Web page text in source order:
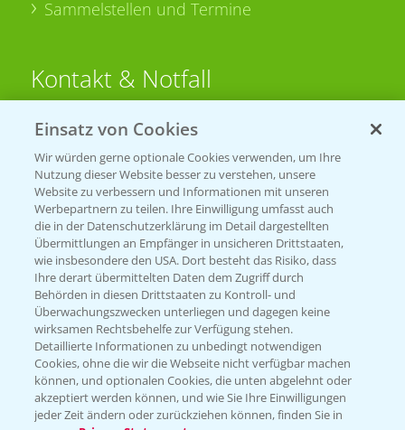
Sammelstellen und Termine
Kontakt & Notfall
Beratung auf WhatsApp
T.+49 (0)174 346 564 1
KONTAKT
Hilfe in Notfällen
T.+49 (0)214/30-20220
Einsatz von Cookies
Wir würden gerne optionale Cookies verwenden, um Ihre
Nutzung dieser Website besser zu verstehen, unsere
Website zu verbessern und Informationen mit unseren
Werbepartnern zu teilen. Ihre Einwilligung umfasst auch
die in der Datenschutzerklärung im Detail dargestellten
Übermittlungen an Empfänger in unsicheren Drittstaaten,
wie insbesondere den USA. Dort besteht das Risiko, dass
Ihre derart übermittelten Daten dem Zugriff durch
Behörden in diesen Drittstaaten zu Kontroll- und
Überwachungszwecken unterliegen und dagegen keine
wirksamen Rechtsbehelfe zur Verfügung stehen.
Detaillierte Informationen zu unbedingt notwendigen
Cookies, ohne die wir die Webseite nicht verfügbar machen
können, und optionalen Cookies, die unten abgelehnt oder
akzeptiert werden können, und wie Sie Ihre Einwilligungen
jeder Zeit ändern oder zurückziehen können, finden Sie in